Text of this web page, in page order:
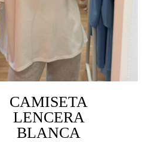
CAMISETA
LENCERA
BLANCA